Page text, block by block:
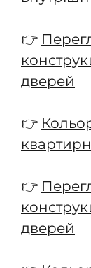
👉
дверей
👉
👉
дверей